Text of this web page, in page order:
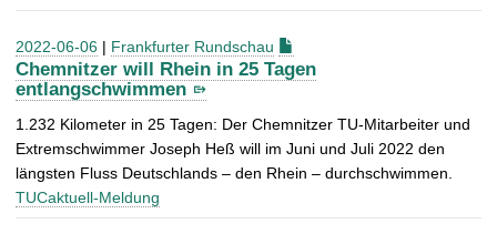
2022-06-06 | Frankfurter Rundschau
Chemnitzer will Rhein in 25 Tagen
entlangschwimmen
1.232 Kilometer in 25 Tagen: Der Chemnitzer TU-Mitarbeiter und
Extremschwimmer Joseph Heß will im Juni und Juli 2022 den
längsten Fluss Deutschlands – den Rhein – durchschwimmen.
TUCaktuell-Meldung